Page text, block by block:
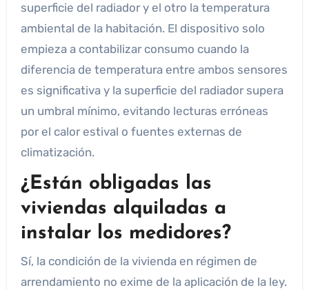
superficie del radiador y el otro la temperatura
ambiental de la habitación. El dispositivo solo
empieza a contabilizar consumo cuando la
diferencia de temperatura entre ambos sensores
es significativa y la superficie del radiador supera
un umbral mínimo, evitando lecturas erróneas
por el calor estival o fuentes externas de
climatización.
¿Están obligadas las
viviendas alquiladas a
instalar los medidores?
Sí, la condición de la vivienda en régimen de
arrendamiento no exime de la aplicación de la ley.